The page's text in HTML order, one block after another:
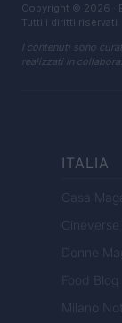
Copyright © 2026 ·
Tutti i diritti riservati
I contenuti sono
realizzati in
ITALIA
Casa
Donne
Food Blog
Milano